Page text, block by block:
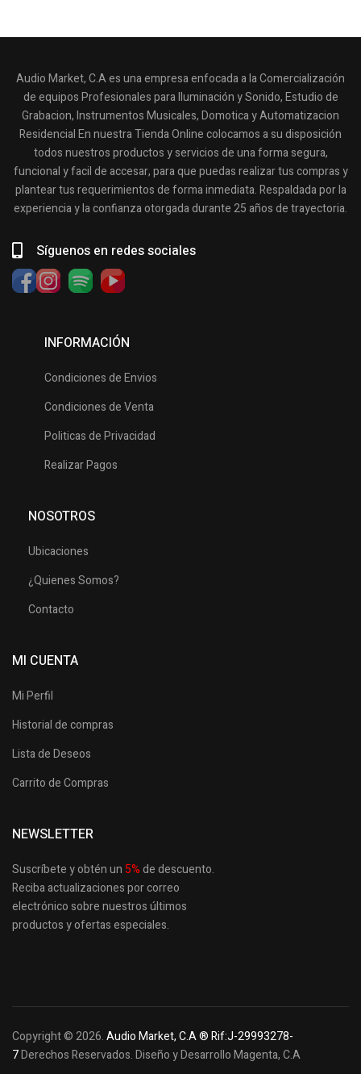
Audio Market, C.A es una empresa enfocada a la Comercialización
de equipos Profesionales para Iluminación y Sonido, Estudio de
Grabacion, Instrumentos Musicales, Domotica y Automatizacion
Residencial En nuestra Tienda Online colocamos a su disposición
todos nuestros productos y servicios de una forma segura,
funcional y facil de accesar, para que puedas realizar tus compras y
plantear tus requerimientos de forma inmediata. Respaldada por la
experiencia y la confianza otorgada durante 25 años de trayectoria.
Síguenos en redes sociales
INFORMACIÓN
Condiciones de Envios
Condiciones de Venta
Politicas de Privacidad
Realizar Pagos
NOSOTROS
Ubicaciones
¿Quienes Somos?
Contacto
MI CUENTA
Mi Perfil
Historial de compras
Lista de Deseos
Carrito de Compras
NEWSLETTER
Suscríbete y obtén un 5%de descuento.
Reciba actualizaciones por correo
electrónico sobre nuestros últimos
productosy ofertas especiales.
Copyright © 2026.Audio Market, C.A ® Rif:J-29993278-
7Derechos Reservados. Diseño y Desarrollo Magenta, C.A